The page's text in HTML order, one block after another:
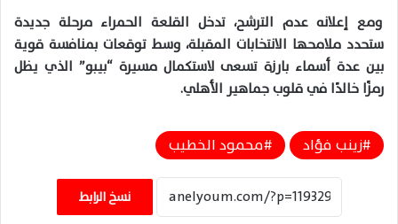
ومع إعلانه عدم الترشح، تدخل القلعة الحمراء مرحلة جديدة
ستحدد ملامحها الانتخابات المقبلة، وسط توقعات بمنافسة قوية
بين عدة أسماء بارزة تسعى لاستكمال مسيرة “بيبو” الذي يظل
رمزًا خالدًا في قلوب جماهير الأهلي.
زينب فؤاد محمود الخطيب
نسخ الرابط